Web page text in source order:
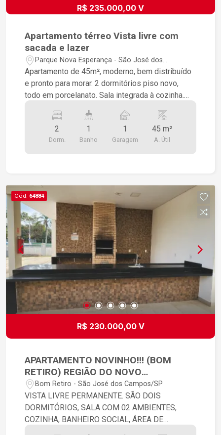
R$ 235.000,00 V
Apartamento térreo Vista livre com
sacada e lazer
Parque Nova Esperança - São José dos
Campos/SP
Apartamento de 45m², moderno, bem distribuído
e pronto para morar. 2 dormitórios piso novo,
todo em porcelanato. Sala integrada à cozinha.
garagem Projeto de cobertura da vaga já
aprovado O condomínio oferece mini mercado,
acabamento moderno. Ótima oportunidade para
quem busca conforto, praticidade e qualidade de
vida.
2
Dorm.
1
Banho
1
Garagem
45 m²
A. Útil
Cód. 64884
R$ 230.000,00 V
APARTAMENTO NOVINHO!!! (BOM
RETIRO) REGIÃO DO NOVO
HORIZONTE. PODE FINANCIAR.
Bom Retiro - São José dos Campos/SP
VISTA LIVRE PERMANENTE. SÃO DOIS
DORMITÓRIOS, SALA COM 02 AMBIENTES,
COZINHA, BANHEIRO SOCIAL, ÁREA DE